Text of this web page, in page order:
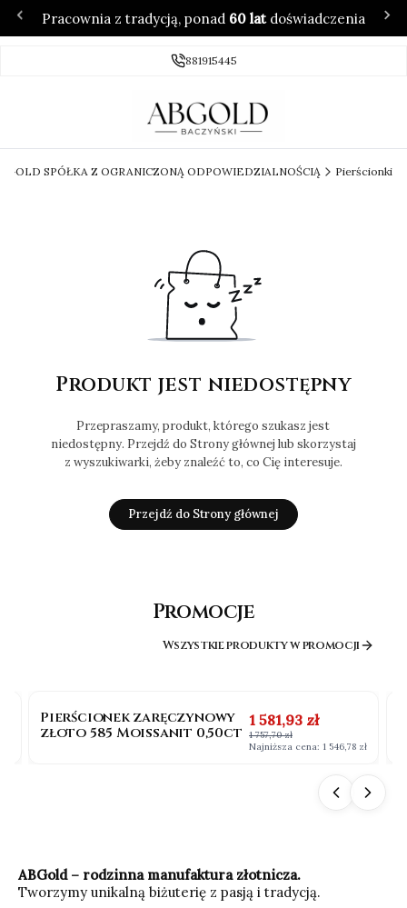
Pracownia z tradycją, ponad 60 latdoświadczenia
881915445
SPÓŁKA Z OGRANICZONĄ ODPOWIEDZIALNOŚCIĄ Pierścionki
Produkt jest niedostępny
Przepraszamy, produkt, którego szukasz jest
niedostępny. Przejdź do Strony głównej lub skorzystaj
z wyszukiwarki, żeby znaleźć to, co Cię interesuje.
Przejdź do Strony głównej
Promocje
Wszystkie produkty w promocji
Pierścionek zaręczynowy
złoto 585 Moissanit 0,50ct
Cena promocyjna
1 581,93 zł
1 757,70 zł
Najniższa cena: 1 546,78 zł
ABGold – rodzinna manufaktura złotnicza.
Tworzymy unikalną biżuterię z pasją i tradycją.